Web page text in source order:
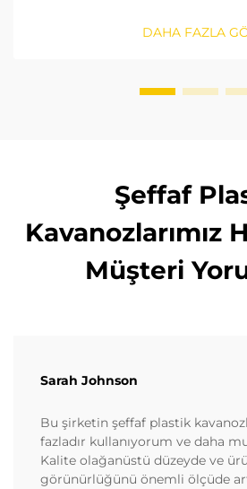
kontrol edeceğinizi ve
seçeceğinizi öğrenin. FDA ve
DAHA FAZLA
Şeffaf
Kavanozlarımız
Müşteri
Sarah Johnson
Bu şirketin şeffaf plastik
fazladır kullanıyorum ve daha
Kalite olağanüstü düzeyde ve
görünürlüğünü önemli ölçüde